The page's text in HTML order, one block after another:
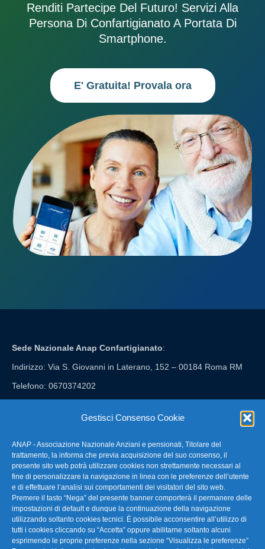
Gestisci Consenso Cookie
ANAP - Associazione Nazionale Anziani e pensionati, Titolare del
trattamento, la informa che previa acquisizione del suo consenso, il
presente sito web potrà utilizzare cookies non strettamente necessari al
fine di personalizzare la navigazione in linea con le preferenze dell’utente
e di effettuare l’analisi sui comportamenti dei visitatori del sito web.
Premere il tasto “Nega” del presente banner comporterà il permanere delle
impostazioni di default e dunque la continuazione della navigazione
utilizzando soltanto cookies tecnici. È possibile acconsentire all’utilizzo di
tutti i cookies cliccando su “Accetta” oppure abilitarne soltanto alcuni
esprimendo le proprie preferenze nella sezione “Visualizza le preferenze”
Renditi Partecipe Del Futuro! Servizi Alla
Persona Di Confartigianato A Portata Di
Smartphone.
E' Gratuita! Provala ora
Sede Nazionale Anap Confartigianato:
Indirizzo: Via S. Giovanni in Laterano, 152 – 00184 Roma RM
Telefono: 0670374202
FAQ – Domande Frequenti
La nostra Newsletter
Link Utili
TG Confartigianato